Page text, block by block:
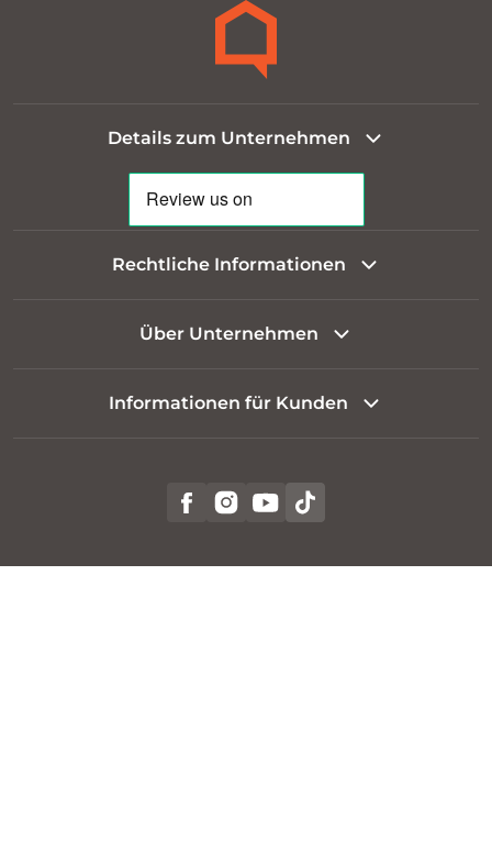
Details zum Unternehmen
Rechtliche Informationen
Über Unternehmen
Informationen für Kunden